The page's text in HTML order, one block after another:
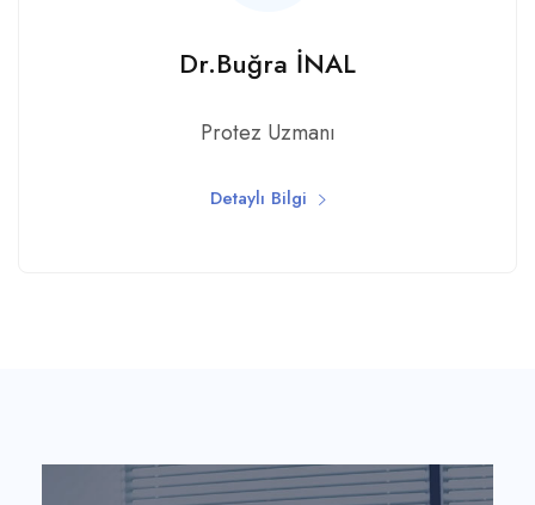
Dr.Buğra İNAL
Protez Uzmanı
Detaylı Bilgi